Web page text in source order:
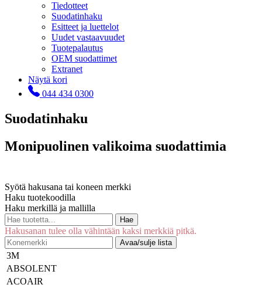
Tiedotteet
Suodatinhaku
Esitteet ja luettelot
Uudet vastaavuudet
Tuotepalautus
OEM suodattimet
Extranet
Näytä kori
044 434 0300
Suodatinhaku
Monipuolinen valikoima suodattimia
Syötä hakusana tai koneen merkki
Haku tuotekoodilla
Haku merkillä ja mallilla
Hae
Hakusanan tulee olla vähintään kaksi merkkiä pitkä.
Avaa/sulje lista
3M
ABSOLENT
ACOAIR